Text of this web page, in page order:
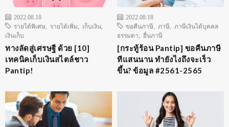
2022.08.18
รายได้พิเศษ
รายได้เพิ่ม เก็บเงิน
เงินเก็บ
ทางลัดสู่เศรษฐี ด้วย [10]
เทคนิคเก็บเงินสไตล์ชาว
Pantip!
2022.08.18
ขอคืนภาษี
ภาษี
ภาษีเงินได้บุคคล
ธรรมดา
ยื่นภาษี
[กระทู้ร้อน Pantip] ขอคืนภาษี
ทีแสนนาน ทำยังไงถึงจะเร็ว
ขึ้น? ข้อมูล #2561-2565